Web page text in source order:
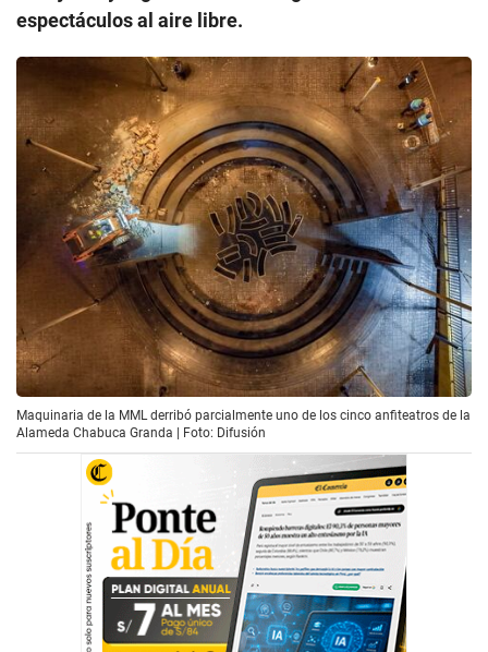
espectáculos al aire libre.
Maquinaria de la MML derribó parcialmente uno de los cinco anfiteatros de la
Alameda Chabuca Granda | Foto: Difusión